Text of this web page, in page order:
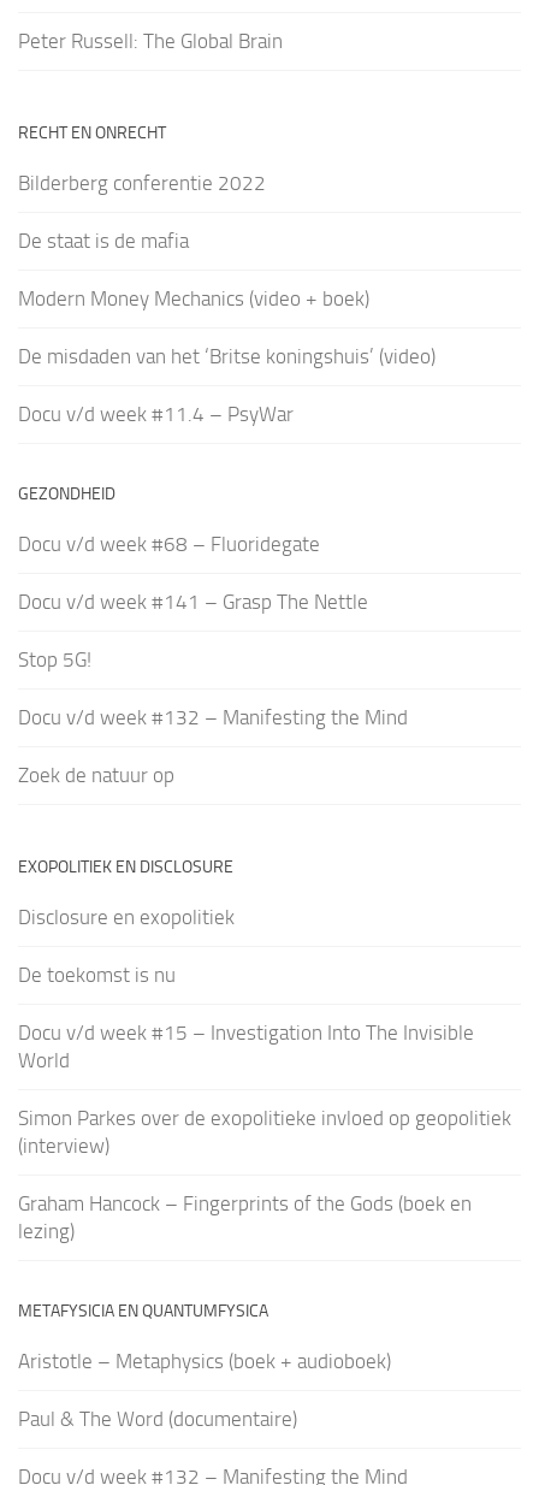
Peter Russell: The Global Brain
RECHT EN ONRECHT
Bilderberg conferentie 2022
De staat is de mafia
Modern Money Mechanics (video + boek)
De misdaden van het ‘Britse koningshuis’ (video)
Docu v/d week #11.4 – PsyWar
GEZONDHEID
Docu v/d week #68 – Fluoridegate
Docu v/d week #141 – Grasp The Nettle
Stop 5G!
Docu v/d week #132 – Manifesting the Mind
Zoek de natuur op
EXOPOLITIEK EN DISCLOSURE
Disclosure en exopolitiek
De toekomst is nu
Docu v/d week #15 – Investigation Into The Invisible
World
Simon Parkes over de exopolitieke invloed op geopolitiek
(interview)
Graham Hancock – Fingerprints of the Gods (boek en
lezing)
METAFYSICIA EN QUANTUMFYSICA
Aristotle – Metaphysics (boek + audioboek)
Paul & The Word (documentaire)
Docu v/d week #132 – Manifesting the Mind